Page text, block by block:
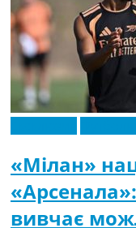
«Мілан»
вивчає